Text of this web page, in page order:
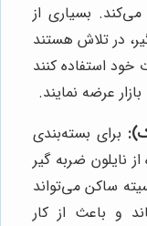
بسیاری از
در تلاش هستند
خود استفاده کنند
عرضه نمایند.
برای بسته‌بندی
نایلون ضربه گیر
ساکن می‌تواند
و باعث از کار